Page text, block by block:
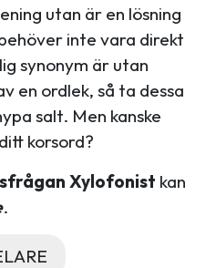
utan är en lösning
inte vara direkt
synonym är utan
en ordlek, så ta dessa
salt. Men kanske
korsord?
Xylofonist kan
.